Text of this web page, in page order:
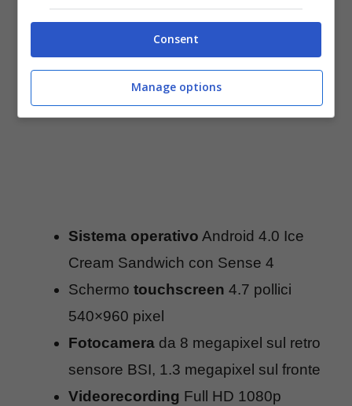
Sistema operativo Android 4.0 Ice
Cream Sandwich con Sense 4
Schermo touchscreen 4.7 pollici
540×960 pixel
Fotocamera da 8 megapixel sul retro
sensore BSI, 1.3 megapixel sul fronte
Videorecording Full HD 1080p
Consent
Manage options